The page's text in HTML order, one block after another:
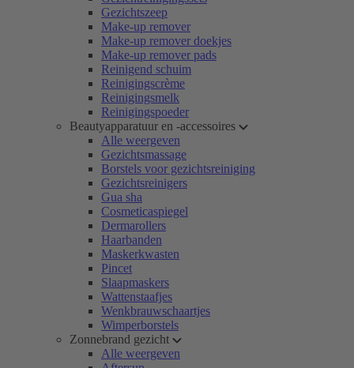
Gezichtszeep
Make-up remover
Make-up remover doekjes
Make-up remover pads
Reinigend schuim
Reinigingscrème
Reinigingsmelk
Reinigingspoeder
Beautyapparatuur en -accessoires
Alle weergeven
Gezichtsmassage
Borstels voor gezichtsreiniging
Gezichtsreinigers
Gua sha
Cosmeticaspiegel
Dermarollers
Haarbanden
Maskerkwasten
Pincet
Slaapmaskers
Wattenstaafjes
Wenkbrauwschaartjes
Wimperborstels
Zonnebrand gezicht
Alle weergeven